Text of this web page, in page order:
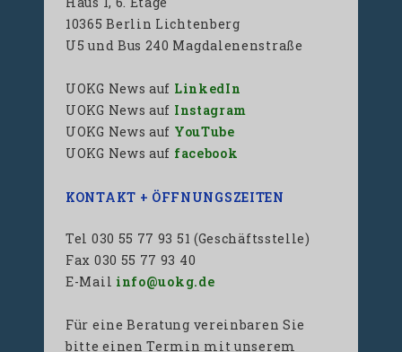
10365 Berlin Lichtenberg
U5 und Bus 240 Magdalenenstraße
UOKG News auf LinkedIn
UOKG News auf Instagram
UOKG News auf YouTube
UOKG News auf facebook
KONTAKT + ÖFFNUNGSZEITEN
Tel 030 55 77 93 51 (Geschäftsstelle)
Fax 030 55 77 93 40
E-Mail info@uokg.de
Für eine Beratung vereinbaren Sie
bitte einen Termin mit unserem